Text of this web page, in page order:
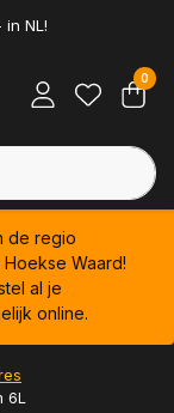
NL!
0
de regio
Waard!
al je
online.
6L